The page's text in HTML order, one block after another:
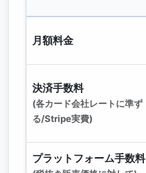
月額料金
決済手数料
(各カード会社レートに準ず
る/Stripe実費)
プラットフォーム手数料